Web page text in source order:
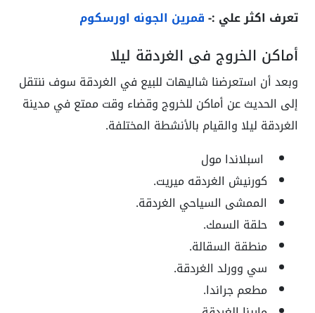
تعرف اكثر علي :-قمرين الجونه اورسكوم
أماكن الخروج في الغردقة ليلا
وبعد أن استعرضنا شاليهات للبيع في الغردقة سوف ننتقل
إلى الحديث عن أماكن للخروج وقضاء وقت ممتع في مدينة
الغردقة ليلا والقيام بالأنشطة المختلفة.
اسبلاندا مول
كورنيش الغردقه ميريت.
الممشى السياحي الغردقة.
حلقة السمك.
منطقة السقالة.
سي وورلد الغردقة.
مطعم جراندا.